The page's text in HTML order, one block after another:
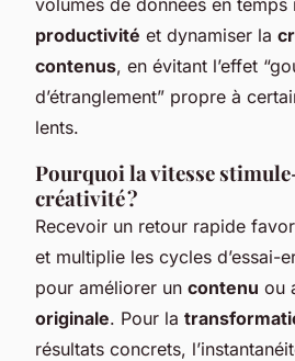
productivité et dynamiser la
contenus, en évitant l’effet
d’étranglement” propre à
lents.
Pourquoi la vitesse
créativité ?
Recevoir un retour rapide
et multiplie les cycles d’essai-
pour améliorer un contenu ou
originale. Pour la
résultats concrets,